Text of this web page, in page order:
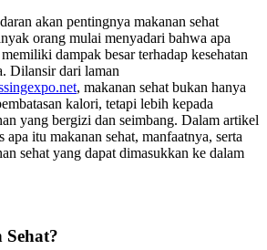
akan pentingnya makanan sehat
orang mulai menyadari bahwa apa
dampak besar terhadap kesehatan
Dilansir dari laman
, makanan sehat bukan hanya
kalori, tetapi lebih kepada
yang bergizi dan seimbang. Dalam artikel
apa itu makanan sehat, manfaatnya, serta
sehat yang dapat dimasukkan ke dalam